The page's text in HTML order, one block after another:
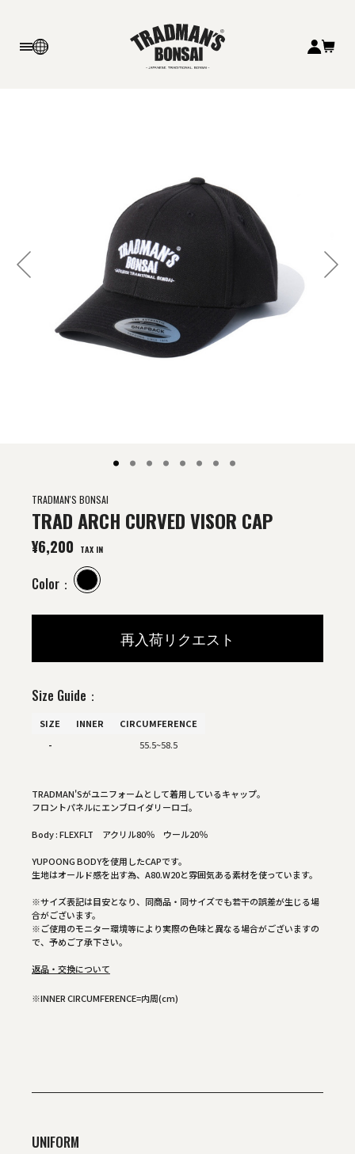
TRADMAN’S BONSAI
UNIFORM
COLLABORATION
@tradmans_tokyo
TRADMAN'S BONSAI YouTube
. . . . . . . .
TRADMAN'S BONSAI
TRAD ARCH CURVED VISOR CAP
¥6,200 TAX IN
Color：
再入荷リクエスト
Size Guide：
SIZE INNER
CIRCUMFERENCE
-
55.5~58.5
TRADMAN'Sがユニフォームとして着用しているキャップ。
フロントパネルにエンブロイダリーロゴ。
Body : FLEXFLT アクリル80％ ウール20％
YUPOONG BODYを使用したCAPです。
生地はオールド感を出す為、A80.W20と雰囲気ある素材を使っています。
※サイズ表記は目安となり、同商品・同サイズでも若干の誤差が生じる場
合がございます。
※ご使用のモニター環境等により実際の色味と異なる場合がございますの
で、予めご了承下さい。
返品・交換について
※INNER CIRCUMFERENCE=内周(cm)
UNIFORM